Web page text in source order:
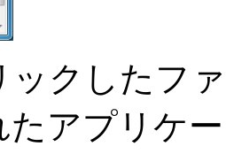
ックしたフ
たアプリケ